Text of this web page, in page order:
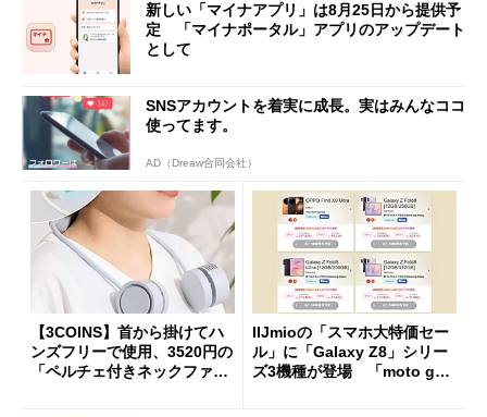
新しい「マイナアプリ」は8月25日から提供予
定 「マイナポータル」アプリのアップデート
として
SNSアカウントを着実に成長。実はみんなココ
使ってます。
AD（Dreaw合同会社）
【3COINS】首から掛けてハ
ンズフリーで使用、3520円の
「ペルチェ付きネックファ
IIJmioの「スマホ大特価セー
ル」に「Galaxy Z8」シリー
ズ3機種が登場 「moto g37